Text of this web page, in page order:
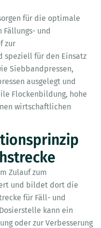
für die optimale
Fällungs- und
zur
speziell für den Einsatz
Siebbandpressen,
ausgelegt und
Flockenbildung, hohe
wirtschaftlichen
Zulauf zum
und bildet dort die
für Fäll- und
kann ein
oder zur Verbesserung